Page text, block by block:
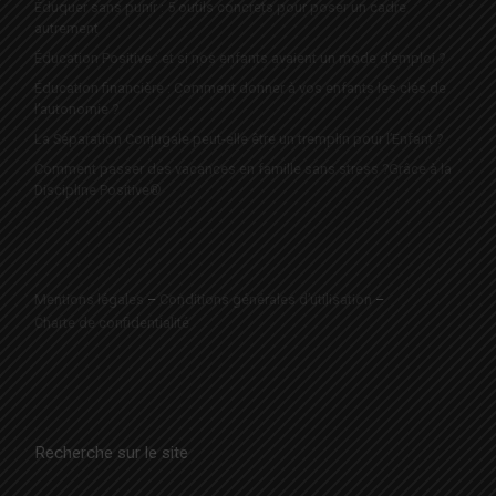
Éduquer sans punir : 5 outils concrets pour poser un cadre
autrement
Éducation Positive : et si nos enfants avaient un mode d’emploi ?
Éducation financière : Comment donner à vos enfants les clés de
l’autonomie ?
La Séparation Conjugale peut-elle être un tremplin pour l’Enfant ?
Comment passer des vacances en famille sans stress ?Grâce à la
Discipline Positive®
Mentions légales – Conditions générales d’utilisation –
Charte de confidentialité
Recherche sur le site